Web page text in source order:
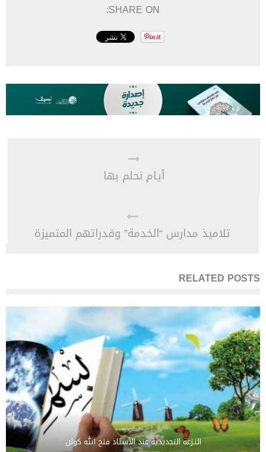
SHARE ON:
أيام نحلم بها
تلاميذ مدارس “الخدمة” وقدراتهم المتميزة
RELATED POSTS
النـزعة التجديدية عند الأستاذ فتح الله كولن